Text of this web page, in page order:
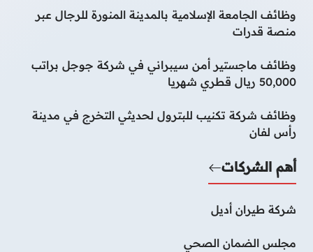
وظائف الجامعة الإسلامية بالمدينة المنورة للرجال عبر
منصة قدرات
وظائف ماجستير أمن سيبراني في شركة جوجل براتب
50,000 ريال قطري شهريا
وظائف شركة تكنيب للبترول لحديثي التخرج في مدينة
رأس لفان
أهم الشركات
شركة طيران أديل
مجلس الضمان الصحي